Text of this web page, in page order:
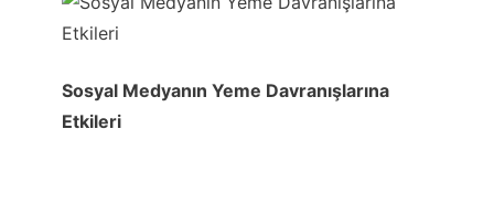
Sosyal Medyanın Yeme Davranışlarına
Etkileri